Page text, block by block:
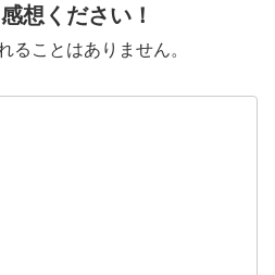
想ください！
ることはありません。